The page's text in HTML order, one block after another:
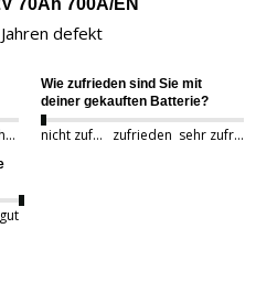
defekt
sehr schnell
Wie zufrieden sind Sie mit
deiner gekauften Batterie?
nicht zufrieden zufrieden sehr zufrieden